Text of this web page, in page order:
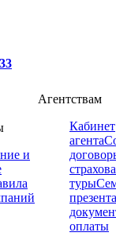
и
Агентствам
Кабинет
агента
туры
оплаты